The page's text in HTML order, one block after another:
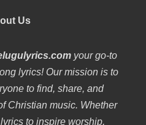
Us
your go-to
lyrics! Our mission is to
to find, share, and
Christian music. Whether
to inspire worship,